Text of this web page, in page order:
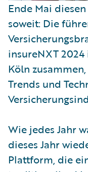
Ende Mai
soweit: Die
insureNXT
Köln
Trends und
Wie jedes Jahr
dieses Jahr
Plattform, die